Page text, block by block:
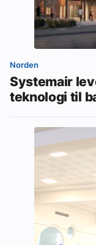
Norden
Systemair
teknologi til